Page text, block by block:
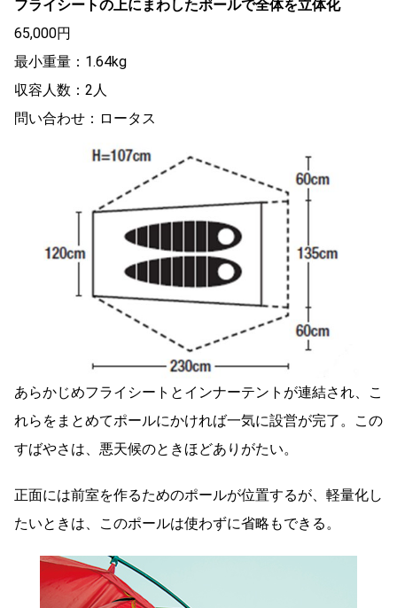
フライシートの上にまわしたポールで全体を立体化
65,000円
最小重量：1.64kg
収容人数：2人
問い合わせ：ロータス
あらかじめフライシートとインナーテントが連結され、こ
れらをまとめてポールにかければ一気に設営が完了。この
すばやさは、悪天候のときほどありがたい。
正面には前室を作るためのポールが位置するが、軽量化し
たいときは、このポールは使わずに省略もできる。